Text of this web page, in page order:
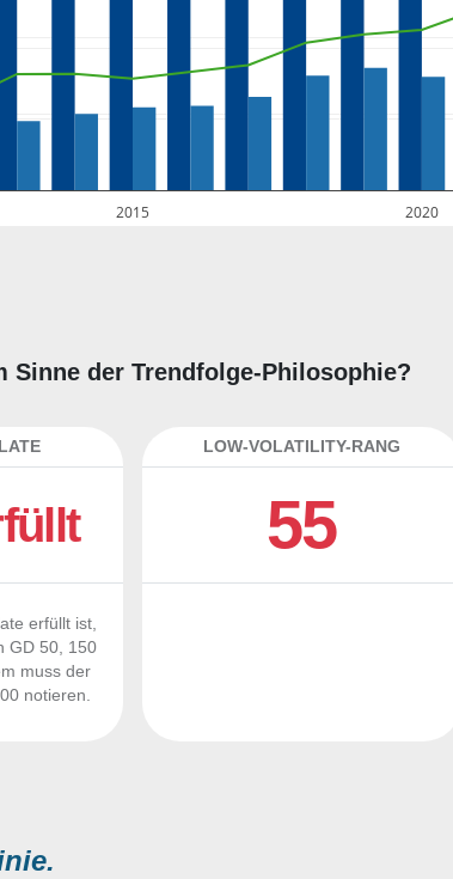
2015 2020
der Trendfolge-Philosophie?
erfüllt ist,
GD 50, 150
muss der
notieren.
LOW-VOLATILITY-RANG
55